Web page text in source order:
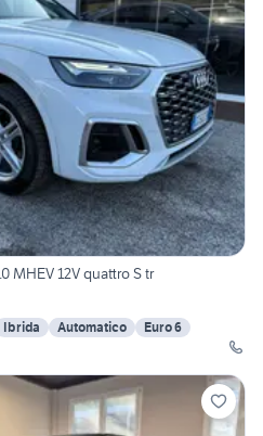
MHEV 12V quattro S tr
Ibrida Automatico
Euro 6